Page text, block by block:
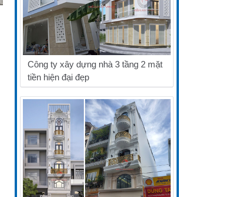
Công ty xây dựng nhà 3 tầng 2 mặt
tiền hiện đại đẹp